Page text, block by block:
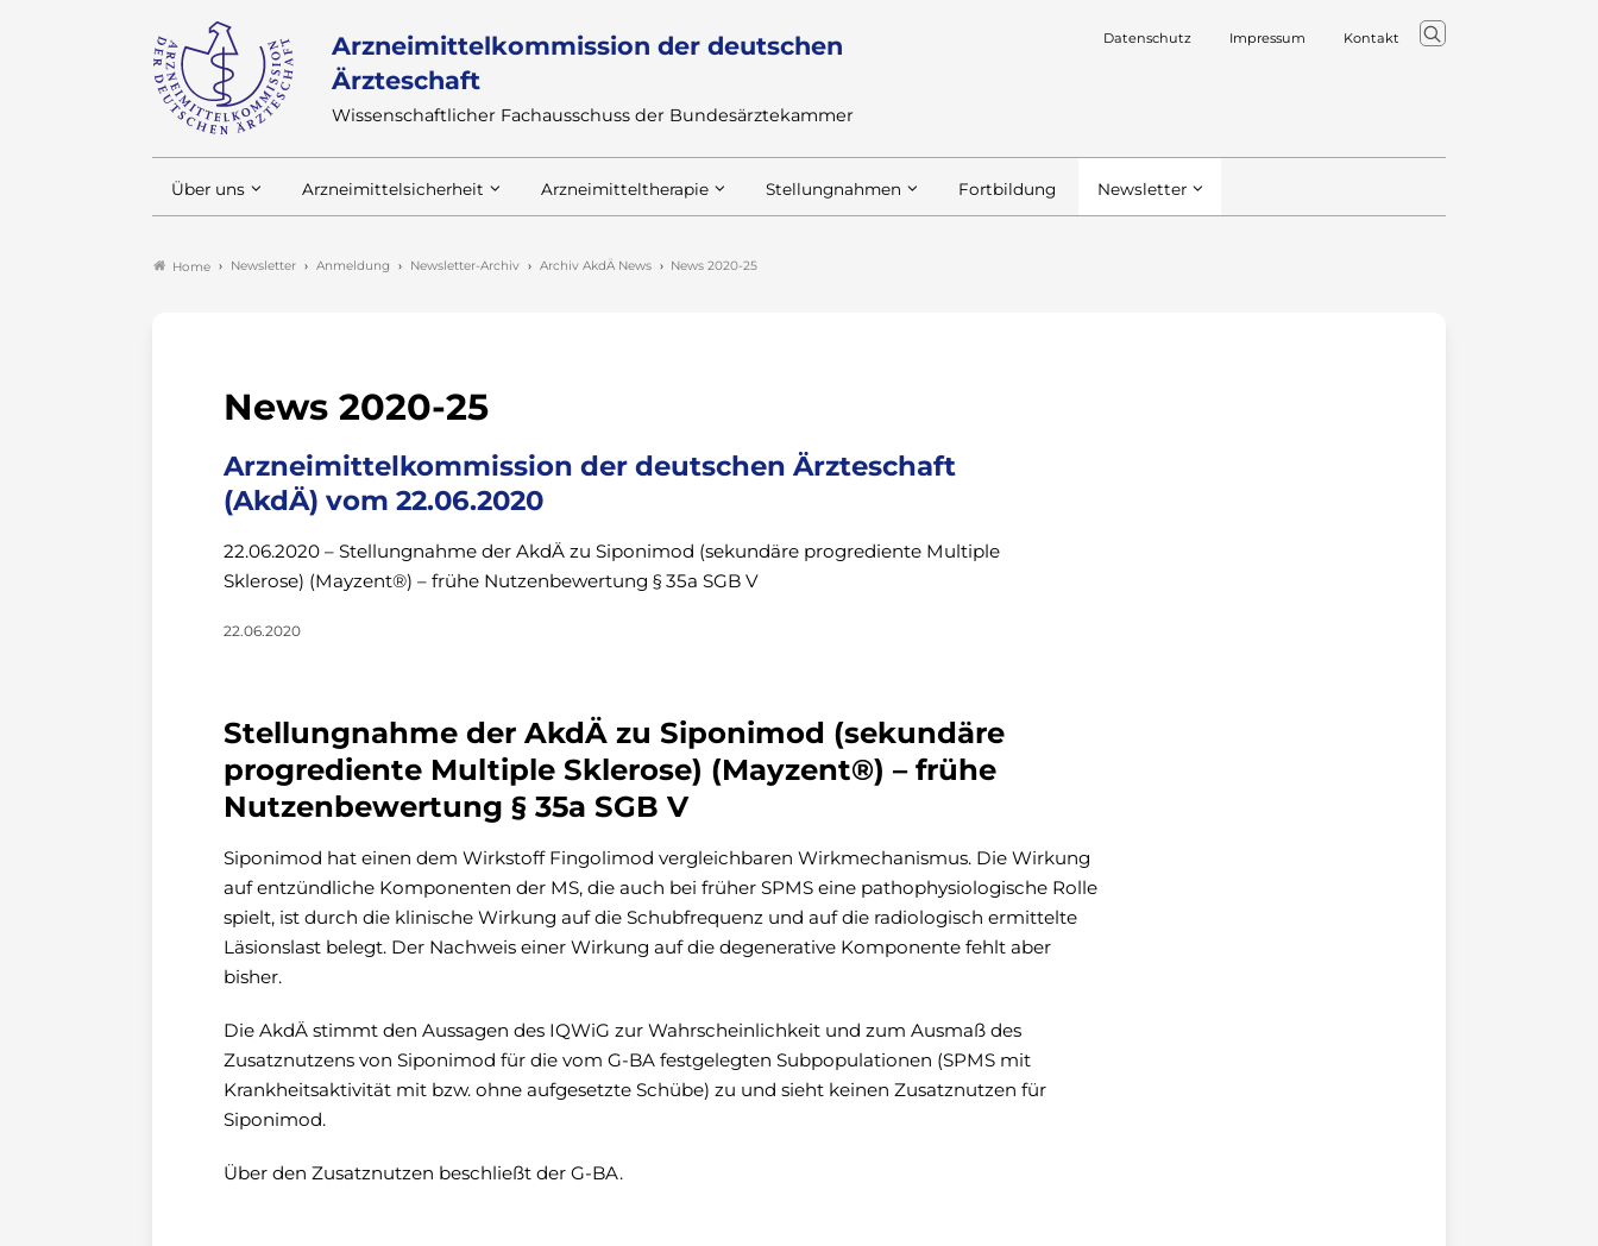
Arzneimittelkommission der deutschen
Ärzteschaft
Wissenschaftlicher Fachausschuss der Bundesärztekammer
Datenschutz Impressum Kontakt
Über uns Arzneimittelsicherheit Arzneimitteltherapie Stellungnahmen Fortbildung Newsletter
Home Newsletter Anmeldung Newsletter-Archiv Archiv AkdÄ News News 2020-25
News 2020-25
Arzneimittelkommission der deutschen Ärzteschaft
(AkdÄ) vom 22.06.2020
22.06.2020 – Stellungnahme der AkdÄ zu Siponimod (sekundäre progrediente Multiple
Sklerose) (Mayzent®) – frühe Nutzenbewertung § 35a SGB V
22.06.2020
Stellungnahme der AkdÄ zu Siponimod (sekundäre
progrediente Multiple Sklerose) (Mayzent®) – frühe
Nutzenbewertung § 35a SGB V
Siponimod hat einen dem Wirkstoff Fingolimod vergleichbaren Wirkmechanismus. Die Wirkung
auf entzündliche Komponenten der MS, die auch bei früher SPMS eine pathophysiologische Rolle
spielt, ist durch die klinische Wirkung auf die Schubfrequenz und auf die radiologisch ermittelte
Läsionslast belegt. Der Nachweis einer Wirkung auf die degenerative Komponente fehlt aber
bisher.
Die AkdÄ stimmt den Aussagen des IQWiG zur Wahrscheinlichkeit und zum Ausmaß des
Zusatznutzens von Siponimod für die vom G-BA festgelegten Subpopulationen (SPMS mit
Krankheitsaktivität mit bzw. ohne aufgesetzte Schübe) zu und sieht keinen Zusatznutzen für
Siponimod.
Über den Zusatznutzen beschließt der G-BA.